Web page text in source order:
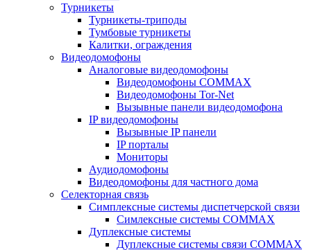
Турникеты
Турникеты-триподы
Тумбовые турникеты
Калитки, ограждения
Видеодомофоны
Аналоговые видеодомофоны
Видеодомофоны COMMAX
Видеодомофоны Tor-Net
Вызывные панели видеодомофона
IP видеодомофоны
Вызывные IP панели
IP порталы
Мониторы
Аудиодомофоны
Видеодомофоны для частного дома
Селекторная связь
Симплексные системы диспетчерской связи
Симлексные системы COMMAX
Дуплексные системы
Дуплексные системы связи COMMAX